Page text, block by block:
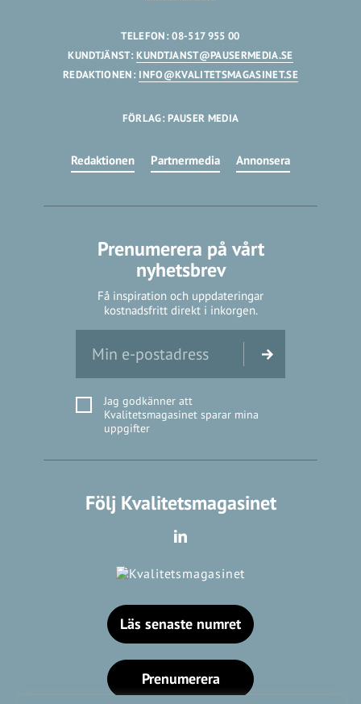
TELEFON: 08-517 955 00
KUNDTJÄNST:KUNDTJANST@PAUSERMEDIA.SE
REDAKTIONEN: INFO@KVALITETSMAGASINET.SE
FÖRLAG: PAUSER MEDIA
Redaktionen Partnermedia Annonsera
Prenumerera på vårt
nyhetsbrev
Få inspiration och uppdateringar
kostnadsfritt direkt i inkorgen.
Jag godkänner att
Kvalitetsmagasinet sparar mina
uppgifter
Följ Kvalitetsmagasinet
Läs senaste numret
Prenumerera